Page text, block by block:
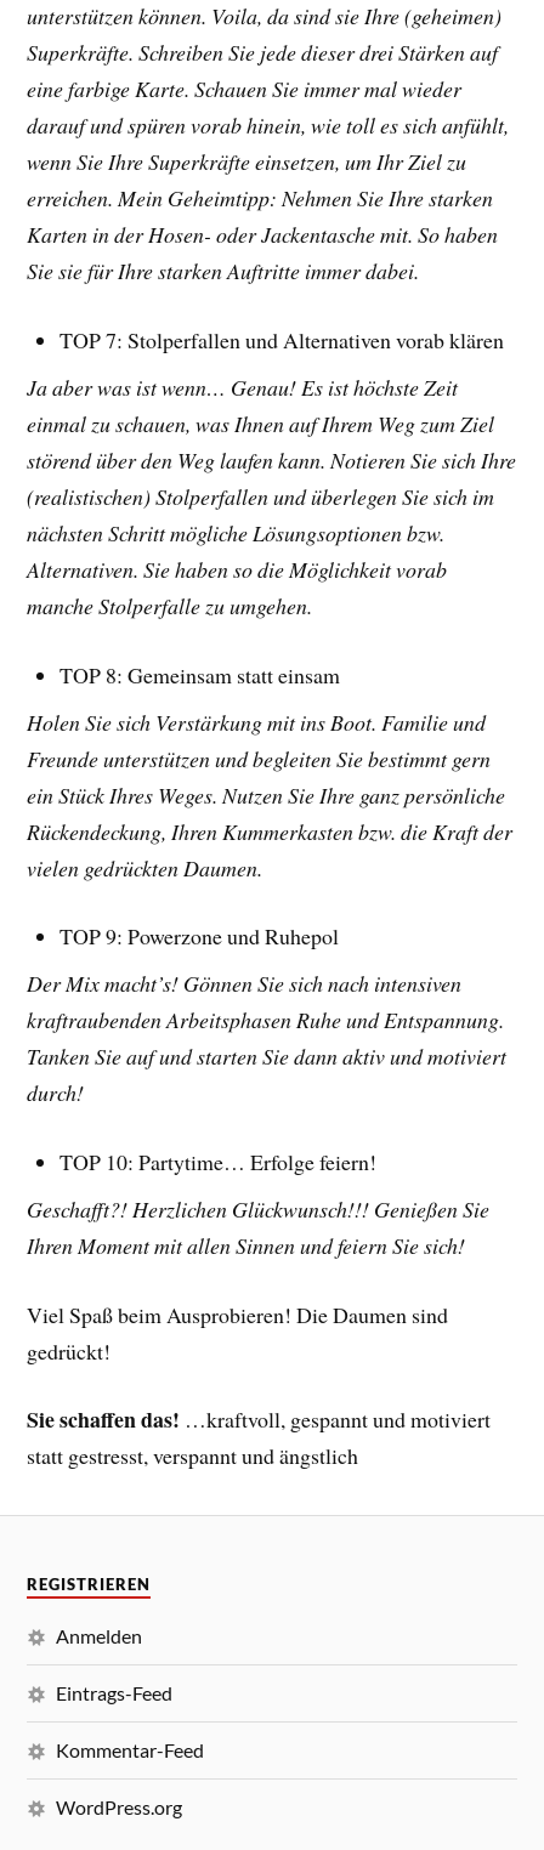
unterstützen können. Voila, da sind sie Ihre (geheimen)
Superkräfte. Schreiben Sie jede dieser drei Stärken auf
eine farbige Karte. Schauen Sie immer mal wieder
darauf und spüren vorab hinein, wie toll es sich anfühlt,
wenn Sie Ihre Superkräfte einsetzen, um Ihr Ziel zu
erreichen. Mein Geheimtipp: Nehmen Sie Ihre starken
Karten in der Hosen- oder Jackentasche mit. So haben
Sie sie für Ihre starken Auftritte immer dabei.
TOP 7: Stolperfallen und Alternativen vorab klären
Ja aber was ist wenn… Genau! Es ist höchste Zeit
einmal zu schauen, was Ihnen auf Ihrem Weg zum Ziel
störend über den Weg laufen kann. Notieren Sie sich Ihre
(realistischen) Stolperfallen und überlegen Sie sich im
nächsten Schritt mögliche Lösungsoptionen bzw.
Alternativen. Sie haben so die Möglichkeit vorab
manche Stolperfalle zu umgehen.
TOP 8: Gemeinsam statt einsam
Holen Sie sich Verstärkung mit ins Boot. Familie und
Freunde unterstützen und begleiten Sie bestimmt gern
ein Stück Ihres Weges. Nutzen Sie Ihre ganz persönliche
Rückendeckung, Ihren Kummerkasten bzw. die Kraft der
vielen gedrückten Daumen.
TOP 9: Powerzone und Ruhepol
Der Mix macht’s! Gönnen Sie sich nach intensiven
kraftraubenden Arbeitsphasen Ruhe und Entspannung.
Tanken Sie auf und starten Sie dann aktiv und motiviert
durch!
TOP 10: Partytime… Erfolge feiern!
Geschafft?! Herzlichen Glückwunsch!!! Genießen Sie
Ihren Moment mit allen Sinnen und feiern Sie sich!
Viel Spaß beim Ausprobieren! Die Daumen sind
gedrückt!
Sie schaffen das! …kraftvoll, gespannt und motiviert
statt gestresst, verspannt und ängstlich
REGISTRIEREN
Anmelden
Eintrags-Feed
Kommentar-Feed
WordPress.org